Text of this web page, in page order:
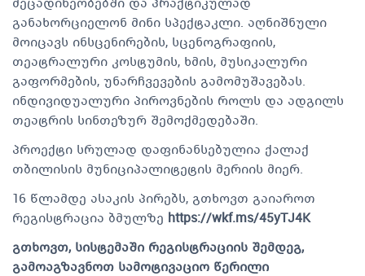
განახორციელონ მინი სპექტაკლი. აღნიშნული
მოიცავს ინსცენირების, სცენოგრაფიის,
თეატრალური კოსტუმის, ხმის, მუსიკალური
გაფორმების, უნარჩვევების გამომუშავებას.
ინდივიდუალური პიროვნების როლს და ადგილს
თეატრის სინთეზურ შემოქმედებაში.
პროექტი სრულად დაფინანსებულია ქალაქ
თბილისის მუნიციპალიტეტის მერიის მიერ.
16 წლამდე ასაკის პირებს, გთხოვთ გაიაროთ
რეგისტრაცია ბმულზე https://wkf.ms/45yTJ4K
გთხოვთ, სისტემაში რეგისტრაციის შემდეგ,
გამოაგზავნოთ სამოტივაციო წერილი